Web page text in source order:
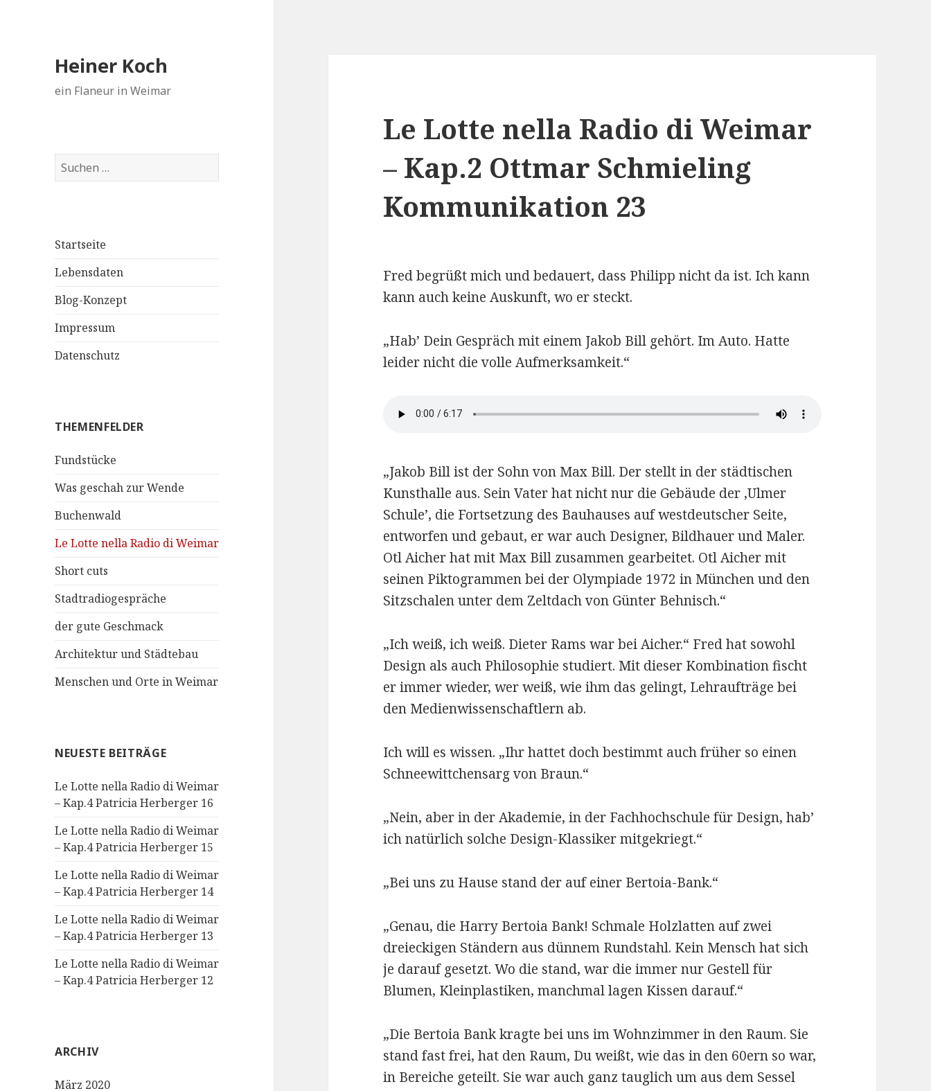
Heiner Koch
ein Flaneur in Weimar
Suchen
nach:
Startseite
Lebensdaten
Blog-Konzept
Impressum
Datenschutz
THEMENFELDER
Fundstücke
Was geschah zur Wende
Buchenwald
Le Lotte nella Radio di Weimar
Short cuts
Stadtradiogespräche
der gute Geschmack
Architektur und Städtebau
Menschen und Orte in Weimar
NEUESTE BEITRÄGE
Le Lotte nella Radio di Weimar
– Kap.4 Patricia Herberger 16
Le Lotte nella Radio di Weimar
– Kap.4 Patricia Herberger 15
Le Lotte nella Radio di Weimar
– Kap.4 Patricia Herberger 14
Le Lotte nella Radio di Weimar
– Kap.4 Patricia Herberger 13
Le Lotte nella Radio di Weimar
– Kap.4 Patricia Herberger 12
ARCHIV
März 2020
Le Lotte nella Radio di Weimar
– Kap.2 Ottmar Schmieling
Kommunikation 23
Fred begrüßt mich und bedauert, dass Philipp nicht da ist. Ich kann
kann auch keine Auskunft, wo er steckt.
„Hab’ Dein Gespräch mit einem Jakob Bill gehört. Im Auto. Hatte
leider nicht die volle Aufmerksamkeit.“
„Jakob Bill ist der Sohn von Max Bill. Der stellt in der städtischen
Kunsthalle aus. Sein Vater hat nicht nur die Gebäude der ‚Ulmer
Schule’, die Fortsetzung des Bauhauses auf westdeutscher Seite,
entworfen und gebaut, er war auch Designer, Bildhauer und Maler.
Otl Aicher hat mit Max Bill zusammen gearbeitet. Otl Aicher mit
seinen Piktogrammen bei der Olympiade 1972 in München und den
Sitzschalen unter dem Zeltdach von Günter Behnisch.“
„Ich weiß, ich weiß. Dieter Rams war bei Aicher.“ Fred hat sowohl
Design als auch Philosophie studiert. Mit dieser Kombination fischt
er immer wieder, wer weiß, wie ihm das gelingt, Lehraufträge bei
den Medienwissenschaftlern ab.
Ich will es wissen. „Ihr hattet doch bestimmt auch früher so einen
Schneewittchensarg von Braun.“
„Nein, aber in der Akademie, in der Fachhochschule für Design, hab’
ich natürlich solche Design-Klassiker mitgekriegt.“
„Bei uns zu Hause stand der auf einer Bertoia-Bank.“
„Genau, die Harry Bertoia Bank! Schmale Holzlatten auf zwei
dreieckigen Ständern aus dünnem Rundstahl. Kein Mensch hat sich
je darauf gesetzt. Wo die stand, war die immer nur Gestell für
Blumen, Kleinplastiken, manchmal lagen Kissen darauf.“
„Die Bertoia Bank kragte bei uns im Wohnzimmer in den Raum. Sie
stand fast frei, hat den Raum, Du weißt, wie das in den 60ern so war,
in Bereiche geteilt. Sie war auch ganz tauglich um aus dem Sessel